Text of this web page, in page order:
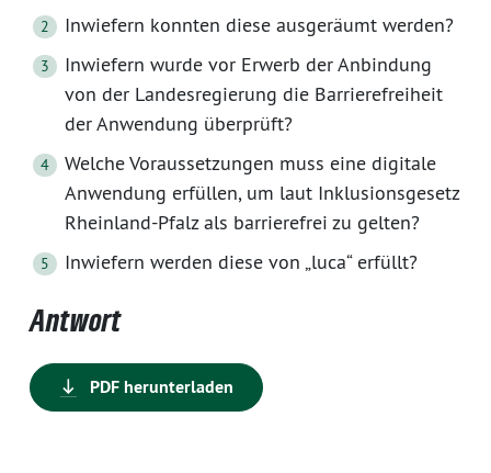
Inwiefern konnten diese ausgeräumt werden?
Inwiefern wurde vor Erwerb der Anbindung
von der Landesregierung die Barrierefreiheit
der Anwendung überprüft?
Welche Voraussetzungen muss eine digitale
Anwendung erfüllen, um laut Inklusionsgesetz
Rheinland-Pfalz als barrierefrei zu gelten?
Inwiefern werden diese von „luca“ erfüllt?
Antwort
PDF herunterladen